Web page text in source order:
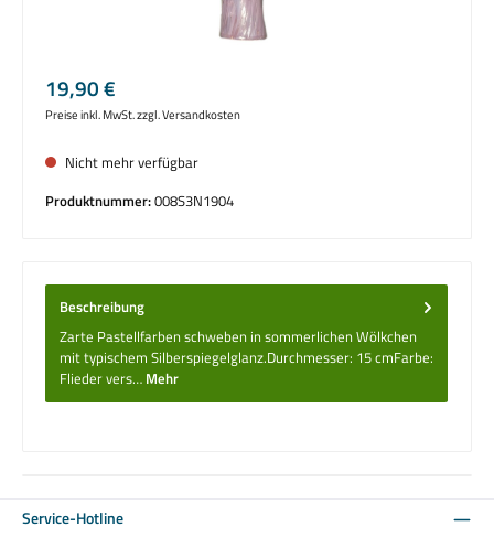
Regulärer Preis:
19,90 €
Preise inkl. MwSt. zzgl. Versandkosten
Nicht mehr verfügbar
Produktnummer:008S3N1904
Beschreibung
Zarte Pastellfarben schweben in sommerlichen Wölkchen
mit typischem Silberspiegelglanz.Durchmesser: 15 cmFarbe:
Flieder vers… Mehr
Service-Hotline